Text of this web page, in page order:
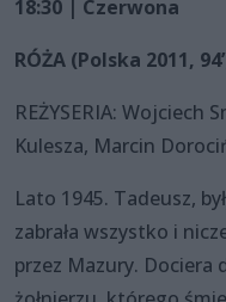
18:30 | Czerwona
RÓŻA (Polska 2011,
REŻYSERIA: Wojciech
Kulesza, Marcin
Lato 1945. Tadeusz,
zabrała wszystko i
przez Mazury. Dociera